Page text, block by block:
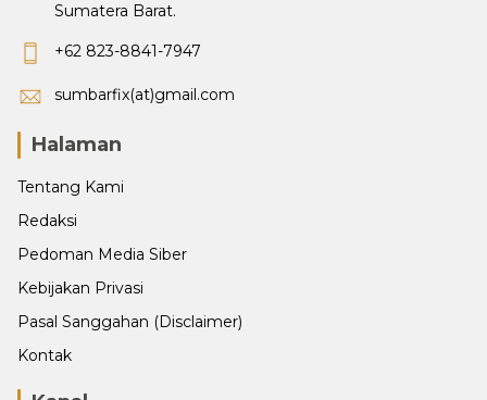
Sumatera Barat.
+62 823-8841-7947
sumbarfix(at)gmail.com
Halaman
Tentang Kami
Redaksi
Pedoman Media Siber
Kebijakan Privasi
Pasal Sanggahan (Disclaimer)
Kontak